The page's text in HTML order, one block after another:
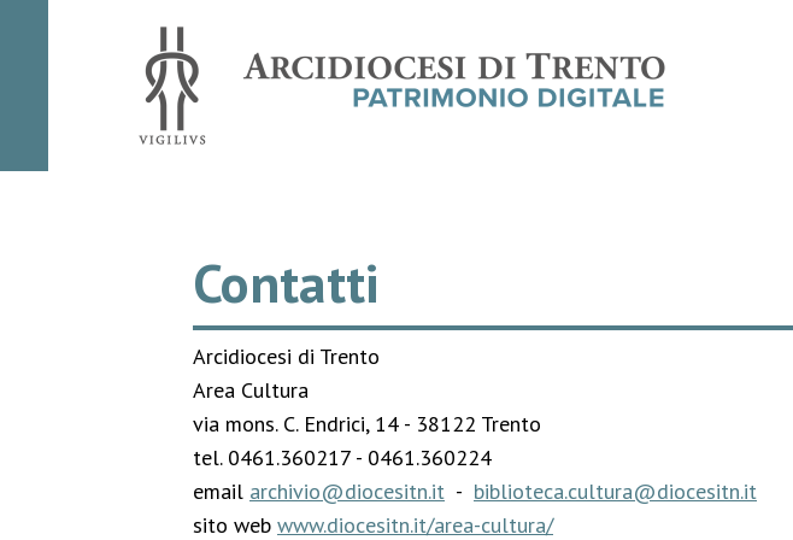
Contatti
Arcidiocesi di Trento
Area Cultura
via mons. C. Endrici, 14 - 38122 Trento
tel. 0461.360217 - 0461.360224
email archivio@diocesitn.it - biblioteca.cultura@diocesitn.it
sito web www.diocesitn.it/area-cultura/